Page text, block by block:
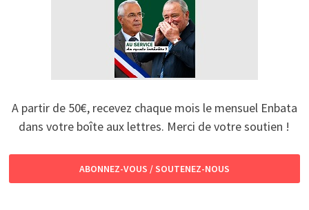
A partir de 50€, recevez chaque mois le mensuel Enbata
dans votre boîte aux lettres. Merci de votre soutien !
ABONNEZ-VOUS / SOUTENEZ-NOUS